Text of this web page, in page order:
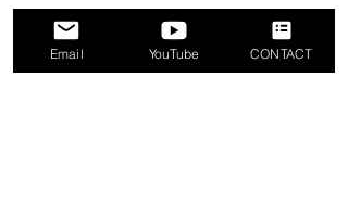
Email YouTube CONTACT